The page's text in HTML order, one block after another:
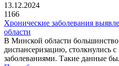
13.12.2024
1166
Хронические заболевания
области
В Минской области
диспансеризацию, столкнулись
заболеваниями. Такие данные